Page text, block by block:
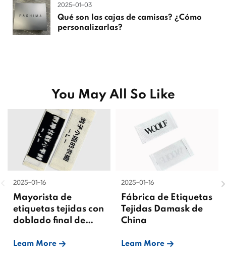
2025-01-03
Qué son las cajas de camisas? ¿Cómo
personalizarlas?
You May All So Like
2025-01-16
Mayorista de
etiquetas tejidas con
doblado final de
Leam More
2025-01-16
Fábrica de Etiquetas
Tejidas Damask de
China
Leam More